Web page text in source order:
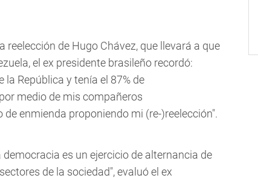
reelección de Hugo Chávez, que llevará a que
el ex presidente brasileño recordó:
República y tenía el 87% de
medio de mis compañeros
enmienda proponiendo mi (re-)reelección".
democracia es un ejercicio de alternancia de
de la sociedad", evaluó el ex